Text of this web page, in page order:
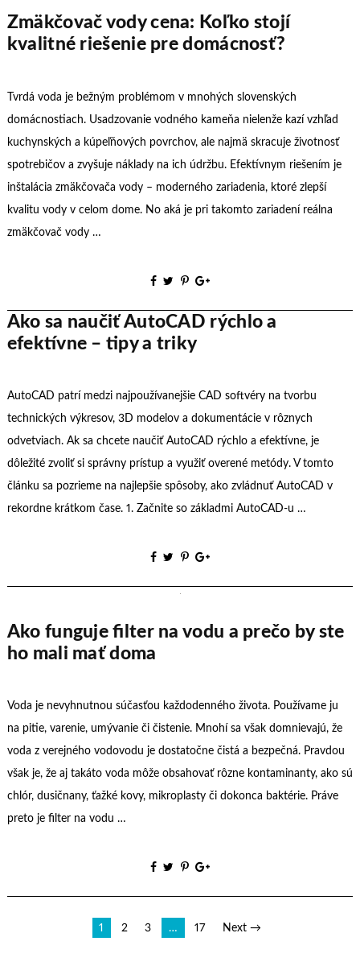
Zmäkčovač vody cena: Koľko stojí
kvalitné riešenie pre domácnosť?
Tvrdá voda je bežným problémom v mnohých slovenských
domácnostiach. Usadzovanie vodného kameňa nielenže kazí vzhľad
kuchynských a kúpeľňových povrchov, ale najmä skracuje životnosť
spotrebičov a zvyšuje náklady na ich údržbu. Efektívnym riešením je
inštalácia zmäkčovača vody – moderného zariadenia, ktoré zlepší
kvalitu vody v celom dome. No aká je pri takomto zariadení reálna
zmäkčovač vody …
Ako sa naučiť AutoCAD rýchlo a
efektívne – tipy a triky
AutoCAD patrí medzi najpoužívanejšie CAD softvéry na tvorbu
technických výkresov, 3D modelov a dokumentácie v rôznych
odvetviach. Ak sa chcete naučiť AutoCAD rýchlo a efektívne, je
dôležité zvoliť si správny prístup a využiť overené metódy. V tomto
článku sa pozrieme na najlepšie spôsoby, ako zvládnuť AutoCAD v
rekordne krátkom čase. 1. Začnite so základmi AutoCAD-u …
Ako funguje filter na vodu a prečo by ste
ho mali mať doma
Voda je nevyhnutnou súčasťou každodenného života. Používame ju
na pitie, varenie, umývanie či čistenie. Mnohí sa však domnievajú, že
voda z verejného vodovodu je dostatočne čistá a bezpečná. Pravdou
však je, že aj takáto voda môže obsahovať rôzne kontaminanty, ako sú
chlór, dusičnany, ťažké kovy, mikroplasty či dokonca baktérie. Práve
preto je filter na vodu …
Stránkování
1 2 3 … 17 Next →